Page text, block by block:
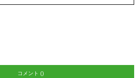
コメント ()